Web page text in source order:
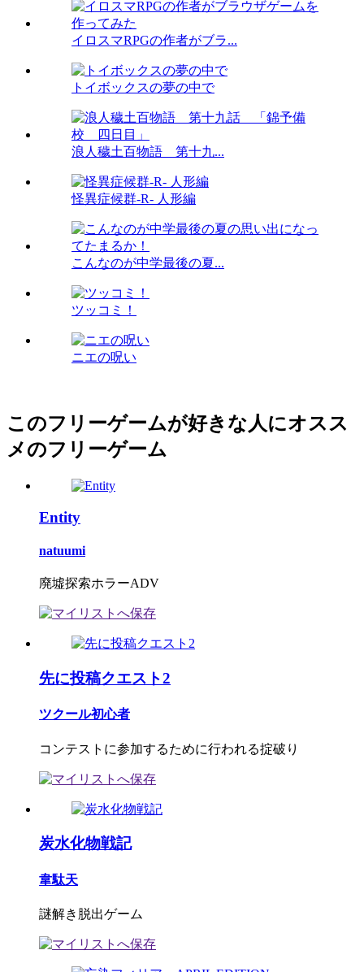
イロスマRPGの作者がブラ...
トイボックスの夢の中で
浪人穢土百物語 第十九...
怪異症候群-R- 人形編
こんなのが中学最後の夏...
ツッコミ！
ニエの呪い
このフリーゲームが好きな人にオスス
メのフリーゲーム
Entity
natuumi
廃墟探索ホラーADV
先に投稿クエスト2
ツクール初心者
コンテストに参加するために行われる掟破り
炭水化物戦記
韋駄天
謎解き脱出ゲーム